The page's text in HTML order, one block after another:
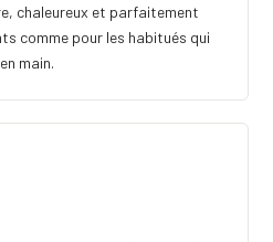
chaleureux et parfaitement
comme pour les habitués qui
main.